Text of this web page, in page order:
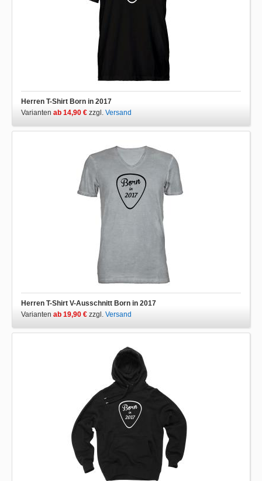
Herren T-Shirt Born in 2017
Varianten ab 14,90 € zzgl. Versand
Herren T-Shirt V-Ausschnitt Born in 2017
Varianten ab 19,90 € zzgl. Versand